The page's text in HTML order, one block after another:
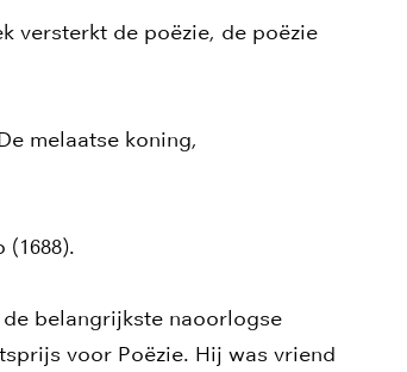
versterkt de poëzie, de poëzie
melaatse koning,
de belangrijkste naoorlogse
voor Poëzie. Hij was vriend